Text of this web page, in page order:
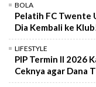
BOLA
Pelatih FC Twente
Dia Kembali ke
LIFESTYLE
PIP Termin II 2026
Ceknya agar Dana